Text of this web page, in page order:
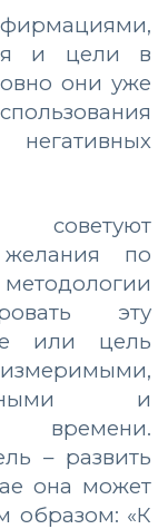
и цели в
они уже
по
эту
или цель
и
– развить
она может
образом: «К